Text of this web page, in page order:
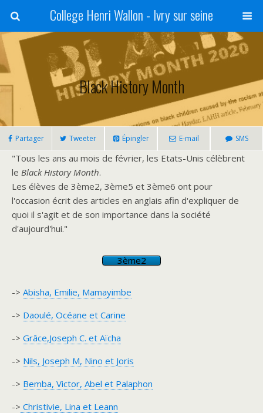
College Henri Wallon - Ivry sur seine
Black History Month
Partager Tweeter Épingler E-mail SMS
"Tous les ans au mois de février, les Etats-Unis célèbrent
le Black History Month.
Les élèves de 3ème2, 3ème5 et 3ème6 ont pour
l'occasion écrit des articles en anglais afin d'expliquer de
quoi il s'agit et de son importance dans la société
d'aujourd'hui."
3ème2
-> Abisha, Emilie, Mamayimbe
-> Daoulé, Océane et Carine
-> Grâce,Joseph C. et Aïcha
-> Nils, Joseph M, Nino et Joris
-> Bemba, Victor, Abel et Palaphon
-> Christivie, Lina et Leann